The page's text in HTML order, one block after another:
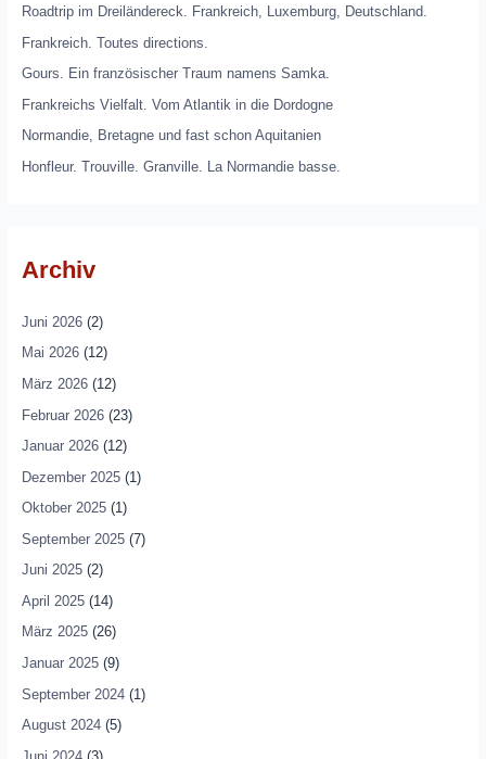
Roadtrip im Dreiländereck. Frankreich, Luxemburg, Deutschland.
Frankreich. Toutes directions.
Gours. Ein französischer Traum namens Samka.
Frankreichs Vielfalt. Vom Atlantik in die Dordogne
Normandie, Bretagne und fast schon Aquitanien
Honfleur. Trouville. Granville. La Normandie basse.
Archiv
Juni 2026(2)
Mai 2026(12)
März 2026(12)
Februar 2026(23)
Januar 2026(12)
Dezember 2025(1)
Oktober 2025(1)
September 2025(7)
Juni 2025(2)
April 2025(14)
März 2025(26)
Januar 2025(9)
September 2024(1)
August 2024(5)